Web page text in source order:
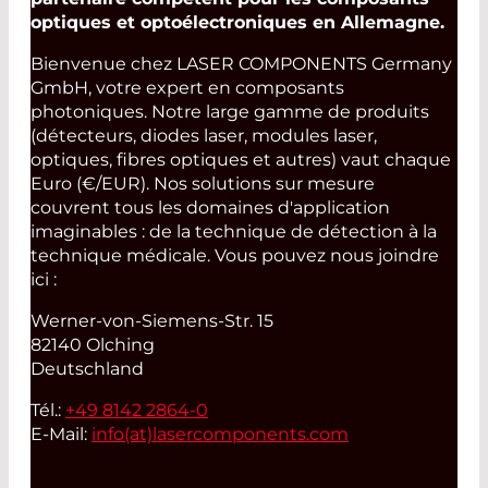
optiques et optoélectroniques en Allemagne.
Bienvenue chez LASER COMPONENTS Germany
GmbH, votre expert en composants
photoniques. Notre large gamme de produits
(détecteurs, diodes laser, modules laser,
optiques, fibres optiques et autres) vaut chaque
Euro (€/EUR). Nos solutions sur mesure
couvrent tous les domaines d'application
imaginables : de la technique de détection à la
technique médicale. Vous pouvez nous joindre
ici :
Werner-von-Siemens-Str. 15
82140 Olching
Deutschland
Tél.: +49 8142 2864-0
E-Mail: info(at) lasercomponents.com